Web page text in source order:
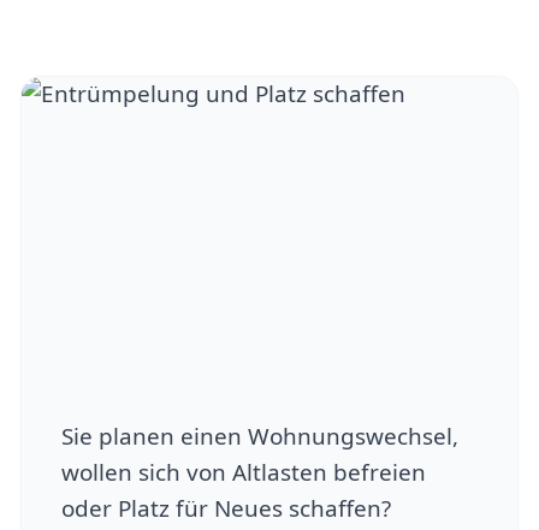
Sie planen einen Wohnungswechsel,
wollen sich von Altlasten befreien
oder Platz für Neues schaffen?